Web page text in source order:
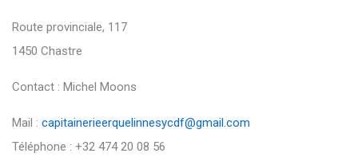
Route provinciale, 117
1450 Chastre
Contact : Michel Moons
Mail : capitainerieerquelinnesycdf@gmail.com
Téléphone : +32 474 20 08 56